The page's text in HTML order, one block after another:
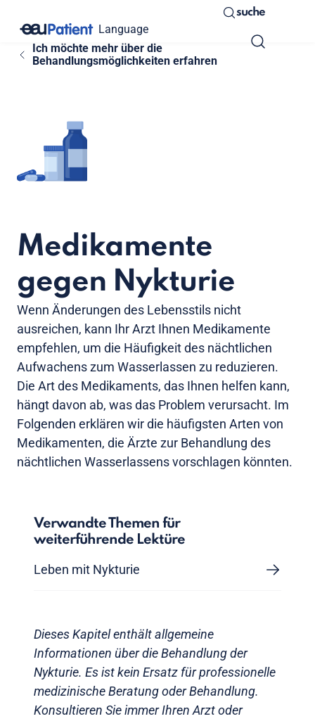
Language
suche
Ich möchte mehr über die
Behandlungsmöglichkeiten erfahren
Medikamente
gegen Nykturie
Wenn Änderungen des Lebensstils nicht
ausreichen, kann Ihr Arzt Ihnen Medikamente
empfehlen, um die Häufigkeit des nächtlichen
Aufwachens zum Wasserlassen zu reduzieren.
Die Art des Medikaments, das Ihnen helfen kann,
hängt davon ab, was das Problem verursacht. Im
Folgenden erklären wir die häufigsten Arten von
Medikamenten, die Ärzte zur Behandlung des
nächtlichen Wasserlassens vorschlagen könnten.
Verwandte Themen für
weiterführende Lektüre
Leben mit Nykturie
Dieses Kapitel enthält allgemeine
Informationen über die Behandlung der
Nykturie. Es ist kein Ersatz für professionelle
medizinische Beratung oder Behandlung.
Konsultieren Sie immer Ihren Arzt oder